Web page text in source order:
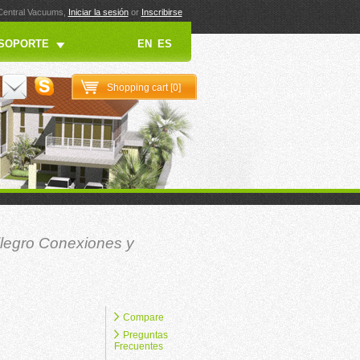
Vacuums, Iniciar la sesiónor Inscribirse
EN ES
Shopping cart [0]
Conexiones y
Compare
Preguntas
Frecuentes